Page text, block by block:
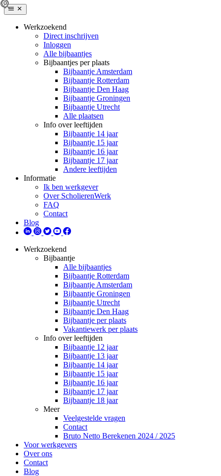
Werkzoekend
Direct inschrijven
Inloggen
Alle bijbaantjes
Bijbaantjes per plaats
Bijbaantje Amsterdam
Bijbaantje Rotterdam
Bijbaantje Den Haag
Bijbaantje Groningen
Bijbaantje Utrecht
Alle plaatsen
Info over leeftijden
Bijbaantje 14 jaar
Bijbaantje 15 jaar
Bijbaantje 16 jaar
Bijbaantje 17 jaar
Andere leeftijden
Informatie
Ik ben werkgever
Over ScholierenWerk
FAQ
Contact
Blog
Werkzoekend
Bijbaantje
Alle bijbaantjes
Bijbaantje Rotterdam
Bijbaantje Amsterdam
Bijbaantje Groningen
Bijbaantje Utrecht
Bijbaantje Den Haag
Bijbaantje per plaats
Vakantiewerk per plaats
Info over leeftijden
Bijbaantje 12 jaar
Bijbaantje 13 jaar
Bijbaantje 14 jaar
Bijbaantje 15 jaar
Bijbaantje 16 jaar
Bijbaantje 17 jaar
Bijbaantje 18 jaar
Meer
Veelgestelde vragen
Contact
Bruto Netto Berekenen 2024 / 2025
Voor werkgevers
Over ons
Contact
Blog